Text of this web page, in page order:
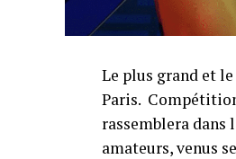
Le plus grand et
Paris.
rassemblera
amateurs, venus